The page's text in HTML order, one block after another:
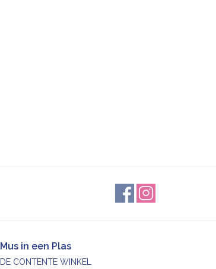
Mus in een Plas
DE CONTENTE WINKEL